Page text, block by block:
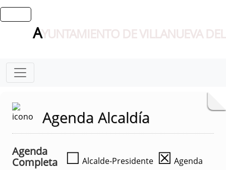
AYUNTAMIENTO DE VILLANUEVA
Agenda Alcaldía
Agenda
Completa
☐ Alcalde-Presidente ☒ Agenda